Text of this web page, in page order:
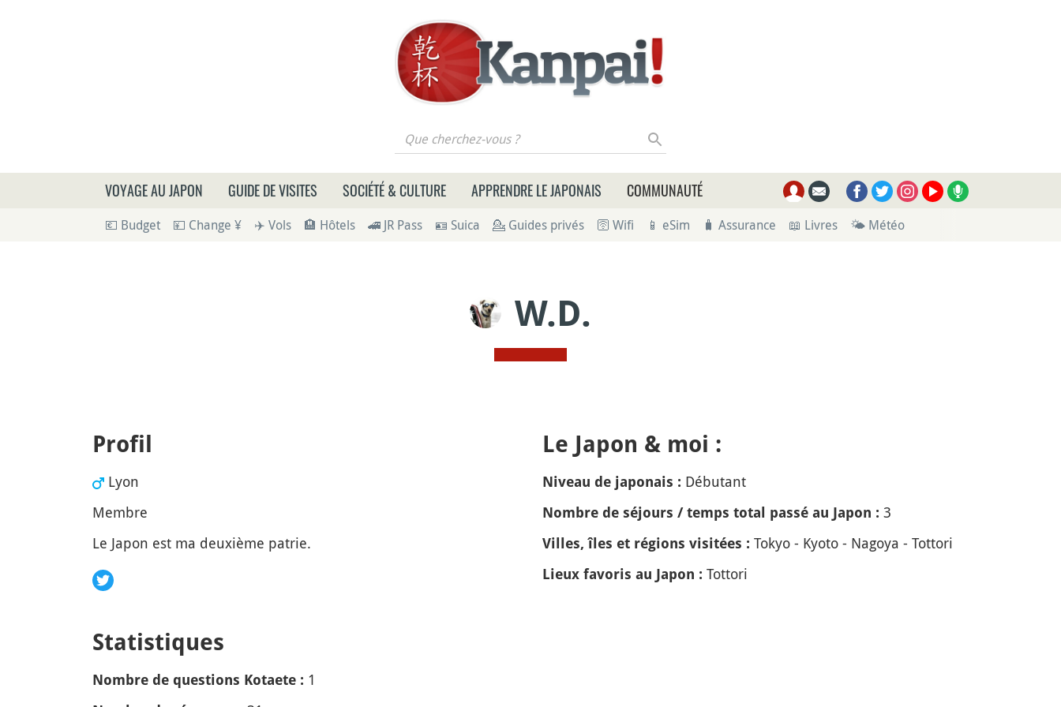
Que cherchez-vous ?
VOYAGE AU JAPON GUIDE DE VISITES SOCIÉTÉ & CULTURE APPRENDRE LE JAPONAIS COMMUNAUTÉ
💶 Budget 💴 Change ¥ ✈️ Vols 🏨 Hôtels 🚄 JR Pass 🪪 Suica 💁 Guides privés 🛜 Wifi 📱 eSim 🧳 Assurance 📖 Livres 🌤 Météo
W.D.
Profil
Lyon
Membre
Le Japon est ma deuxième patrie.
Statistiques
Nombre de questions Kotaete : 1
Le Japon & moi :
Niveau de japonais : Débutant
Nombre de séjours / temps total passé au Japon : 3
Villes, îles et régions visitées : Tokyo - Kyoto - Nagoya - Tottori
Lieux favoris au Japon : Tottori